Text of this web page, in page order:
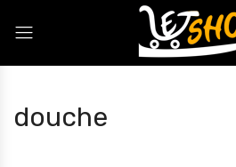
douche